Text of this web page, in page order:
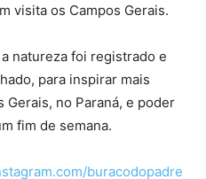
visita os Campos Gerais.
natureza foi registrado e
para inspirar mais
Gerais, no Paraná, e poder
fim de semana.
buracodopadre